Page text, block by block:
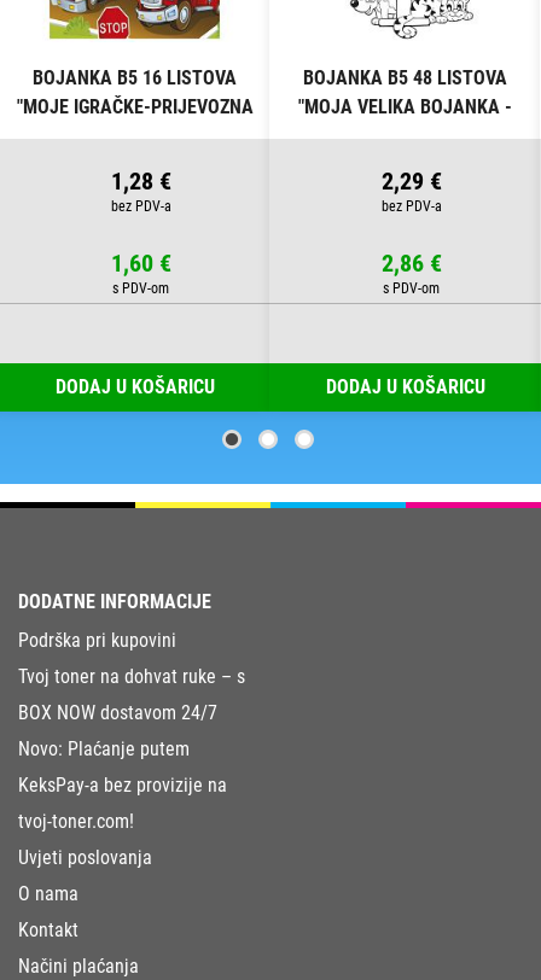
BOJANKA B5 16 LISTOVA
"MOJE IGRAČKE-PRIJEVOZNA
SREDSTVA" CONNECT
1,28 €
1,60 €
DODAJ U KOŠARICU
BOJANKA B5 48 LISTOVA
"MOJA VELIKA BOJANKA -
ŠARENI SVIJET" CONNECT
2,29 €
2,86 €
DODAJ U KOŠARICU
DODATNE INFORMACIJE
Podrška pri kupovini
Tvoj toner na dohvat ruke – s
BOX NOW dostavom 24/7
Novo: Plaćanje putem
KeksPay-a bez provizije na
tvoj-toner.com!
Uvjeti poslovanja
O nama
Kontakt
Načini plaćanja